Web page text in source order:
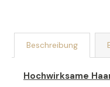
Beschreibung
Hochwirksame